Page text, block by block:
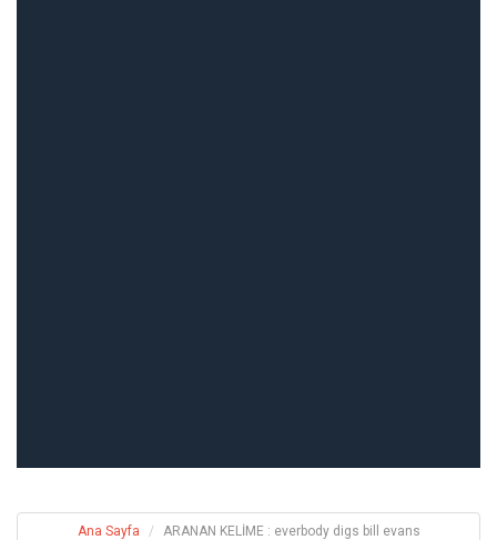
Ana Sayfa ARANAN KELİME : everbody digs bill evans